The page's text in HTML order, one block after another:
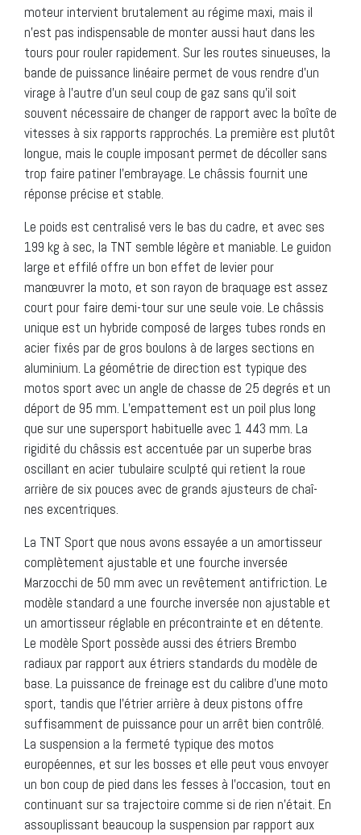
moteur intervient brutalement au régime maxi, mais il
n’est pas indispensable de monter aussi haut dans les
tours pour rouler rapidement. Sur les routes sinueuses, la
bande de puissance linéaire permet de vous rendre d’un
virage à l’autre d’un seul coup de gaz sans qu’il soit
souvent nécessaire de changer de rapport avec la boîte de
vitesses à six rapports rapprochés. La première est plutôt
longue, mais le couple imposant permet de décoller sans
trop faire patiner l’embrayage. Le châssis fournit une
réponse précise et stable.
Le poids est centralisé vers le bas du cadre, et avec ses
199 kg à sec, la TNT semble légère et maniable. Le guidon
large et effilé offre un bon effet de levier pour
manœuvrer la moto, et son rayon de braquage est assez
court pour faire demi-tour sur une seule voie. Le châssis
unique est un hybride composé de larges tubes ronds en
acier fixés par de gros boulons à de larges sections en
aluminium. La géométrie de direction est typique des
motos sport avec un angle de chasse de 25 degrés et un
déport de 95 mm. L’empattement est un poil plus long
que sur une supersport habituelle avec 1 443 mm. La
rigidité du châssis est accentuée par un superbe bras
oscillant en acier tubulaire sculpté qui retient la roue
arrière de six pouces avec de grands ajusteurs de chaî-
nes excentriques.
La TNT Sport que nous avons essayée a un amortisseur
complètement ajustable et une fourche inversée
Marzocchi de 50 mm avec un revêtement antifriction. Le
modèle standard a une fourche inversée non ajustable et
un amortisseur réglable en précontrainte et en détente.
Le modèle Sport possède aussi des étriers Brembo
radiaux par rapport aux étriers standards du modèle de
base. La puissance de freinage est du calibre d’une moto
sport, tandis que l’étrier arrière à deux pistons offre
suffisamment de puissance pour un arrêt bien contrôlé.
La suspension a la fermeté typique des motos
européennes, et sur les bosses et elle peut vous envoyer
un bon coup de pied dans les fesses à l’occasion, tout en
continuant sur sa trajectoire comme si de rien n’était. En
assouplissant beaucoup la suspension par rapport aux